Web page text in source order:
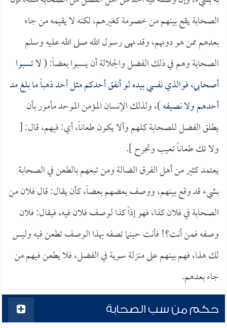
الصحابة يقع بينهم من خصومة كغيرهم، لكنه لا يقيمه من جاء
بعدهم ممن هو دونهم، وقد نهى رسول الله صلى الله عليه وسلم
الصحابة وهم في ذلك الفضل والجلالة أن يسبوا بعضاً: (لا تسبوا
أصحابي، فوالذي نفسي بيده لو أنفق أحدكم مثل أحد ذهباً ما بلغ مد
أحدهم ولا نصيفه)، ولذلك الإنسان المؤمن الموحد مأمور بأن
يطلق الفضل للصحابة كلهم وألا يكون طعاناً، أي: فيهم، قال: [
ولا تك طعاناً تعيب وتجرح ].
يعتمد كثير من أهل الفرق الضالة ومن تبعهم بالطعن في الصحابة
بشيء قد وقع بينهم، ووصف بعضهم بعضاً، كأن يقال: قال فلان من
الصحابة في فلان كذا، فهو إذاً كذا لوصف فلان فيه، فيقال: فلان
وصفه فمن أنت؟! فأنت حينما تصفه بهذا الوصف تطعن فيه وليس
لك هذا، فهم بينهم على منزلة سوية في الفضل، فلا يطعن فيهم من
جاء بعدهم.
حكم من سب الصحابة